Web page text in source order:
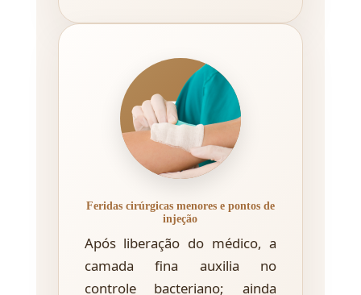
Feridas cirúrgicas menores e pontos de
injeção
Após liberação do médico, a
camada fina auxilia no
controle bacteriano; ainda